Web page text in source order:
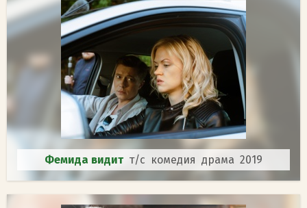
Фемида видит т/с комедия драма 2019